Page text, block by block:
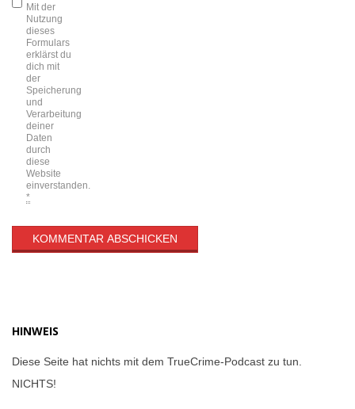
Mit der
Nutzung
dieses
Formulars
erklärst du
dich mit
der
Speicherung
und
Verarbeitung
deiner
Daten
durch
diese
Website
einverstanden.
*
HINWEIS
Diese Seite hat nichts mit dem TrueCrime-Podcast zu tun.
NICHTS!